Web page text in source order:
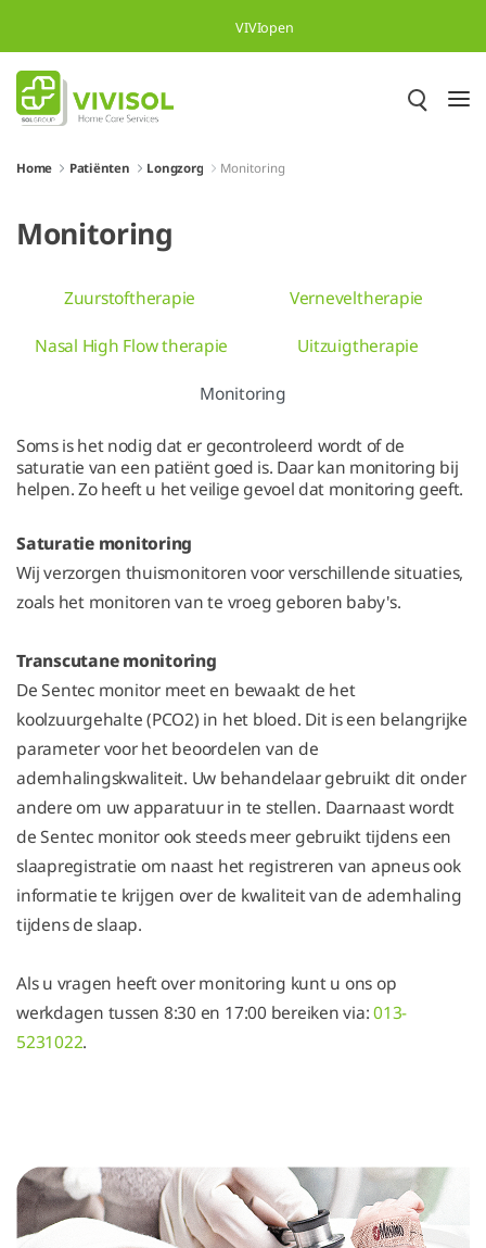
Overslaan en naar hoofdinhoud gaan
VIVIopen
Home Patiënten Longzorg Monitoring
Monitoring
Zuurstoftherapie
Verneveltherapie
Nasal High Flow therapie
Uitzuigtherapie
Monitoring
Soms is het nodig dat er gecontroleerd wordt of de
saturatie van een patiënt goed is. Daar kan monitoring bij
helpen. Zo heeft u het veilige gevoel dat monitoring geeft.
Saturatie monitoring
Wij verzorgen thuismonitoren voor verschillende situaties,
zoals het monitoren van te vroeg geboren baby's.
Transcutane monitoring
De Sentec monitor meet en bewaakt de het
koolzuurgehalte (PCO2) in het bloed. Dit is een belangrijke
parameter voor het beoordelen van de
ademhalingskwaliteit. Uw behandelaar gebruikt dit onder
andere om uw apparatuur in te stellen. Daarnaast wordt
de Sentec monitor ook steeds meer gebruikt tijdens een
slaapregistratie om naast het registreren van apneus ook
informatie te krijgen over de kwaliteit van de ademhaling
tijdens de slaap.
Als u vragen heeft over monitoring kunt u ons op
werkdagen tussen 8:30 en 17:00 bereiken via:013-
5231022.